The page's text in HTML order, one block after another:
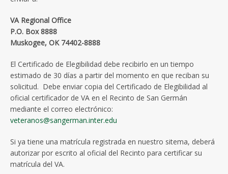
VA Regional Office
P.O. Box 8888
Muskogee, OK 74402-8888
El Certificado de Elegibilidad debe recibirlo en un tiempo
estimado de 30 días a partir del momento en que reciban su
solicitud. Debe enviar copia del Certificado de Elegibilidad al
oficial certificador de VA en el Recinto de San Germán
mediante el correo electrónico:
veteranos@sangerman.inter.edu
Si ya tiene una matrícula registrada en nuestro sitema, deberá
autorizar por escrito al oficial del Recinto para certificar su
matrícula del VA.